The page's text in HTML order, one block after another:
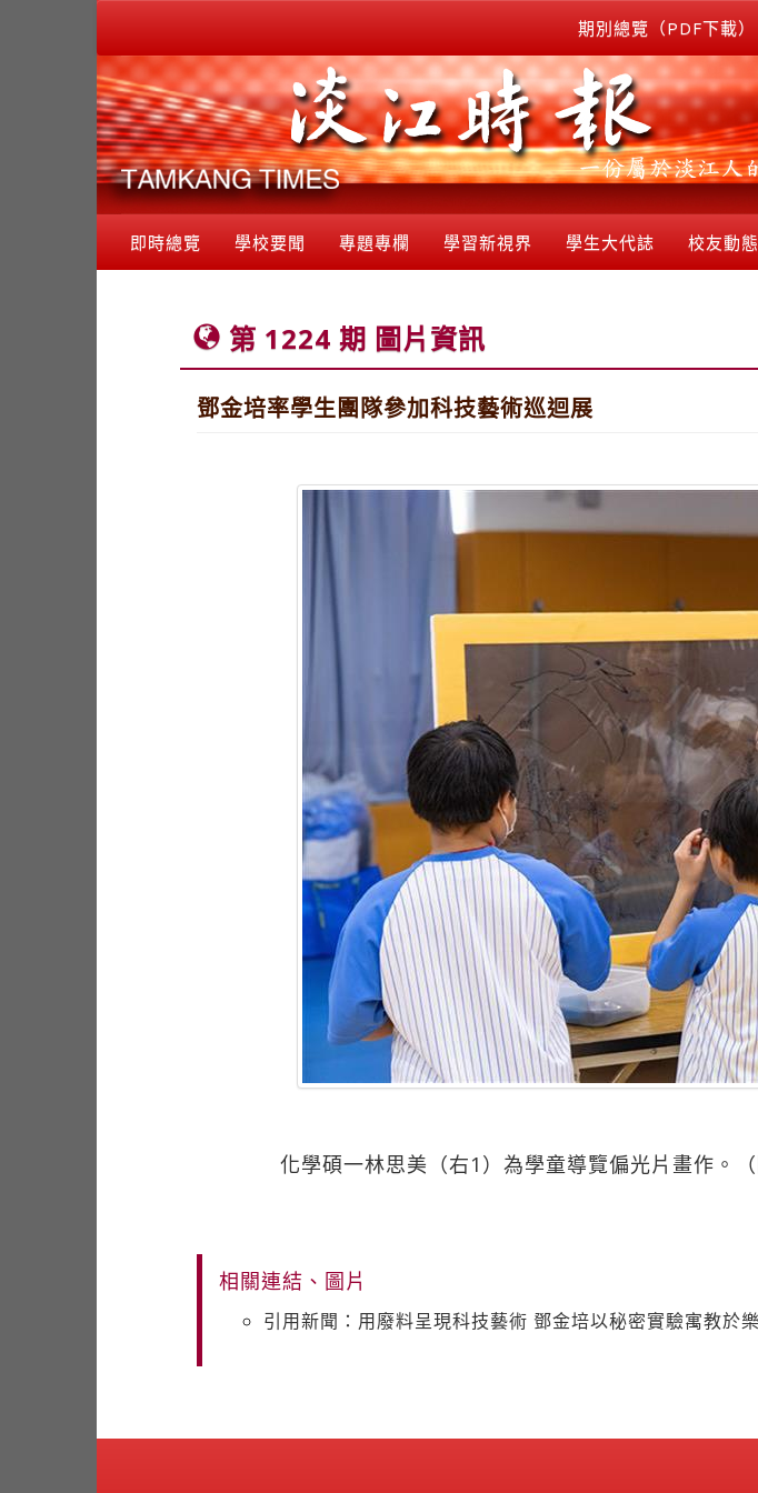
期別總覽（PDF下載）
即時總覽 學校要聞 專題專欄 學習新視界 學生大代誌 校友動態
第 1224 期 圖片資訊
鄧金培率學生團隊參加科技藝術巡迴展
化學碩一林思美（右1）為學童導覽偏光片畫作。
相關連結、圖片
引用新聞：用廢料呈現科技藝術 鄧金培以秘密實驗寓教於樂